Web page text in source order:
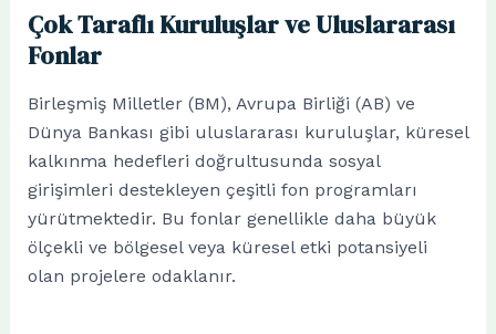
Çok Taraflı Kuruluşlar ve Uluslararası
Fonlar
Birleşmiş Milletler (BM), Avrupa Birliği (AB) ve
Dünya Bankası gibi uluslararası kuruluşlar, küresel
kalkınma hedefleri doğrultusunda sosyal
girişimleri destekleyen çeşitli fon programları
yürütmektedir. Bu fonlar genellikle daha büyük
ölçekli ve bölgesel veya küresel etki potansiyeli
olan projelere odaklanır.